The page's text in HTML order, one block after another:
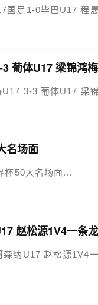
国足1-0毕巴U17 程
葡体U17 梁锦鸿
3-3 葡体U17 梁
名场面
杯50大名场面...
赵松源1V4一条
纳U17 赵松源1V4